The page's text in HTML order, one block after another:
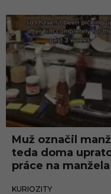
v
d
o
m
á
c
n
o
s
t
Muž označil
teda doma
práce na manžela
KURIOZITY